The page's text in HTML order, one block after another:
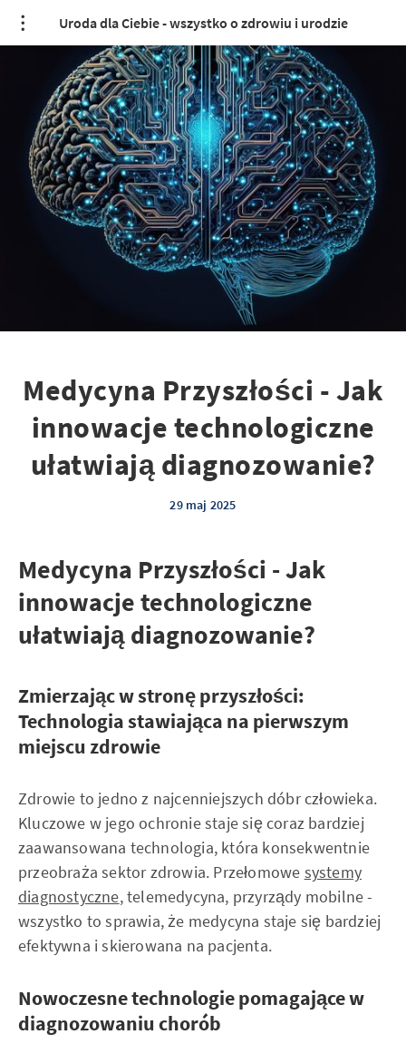
Uroda dla Ciebie - wszystko o zdrowiu i urodzie
Medycyna Przyszłości - Jak
innowacje technologiczne
ułatwiają diagnozowanie?
29 maj 2025
Medycyna Przyszłości - Jak
innowacje technologiczne
ułatwiają diagnozowanie?
Zmierzając w stronę przyszłości:
Technologia stawiająca na pierwszym
miejscu zdrowie
Zdrowie to jedno z najcenniejszych dóbr człowieka.
Kluczowe w jego ochronie staje się coraz bardziej
zaawansowana technologia, która konsekwentnie
przeobraża sektor zdrowia. Przełomowe systemy
diagnostyczne, telemedycyna, przyrządy mobilne -
wszystko to sprawia, że medycyna staje się bardziej
efektywna i skierowana na pacjenta.
Nowoczesne technologie pomagające w
diagnozowaniu chorób